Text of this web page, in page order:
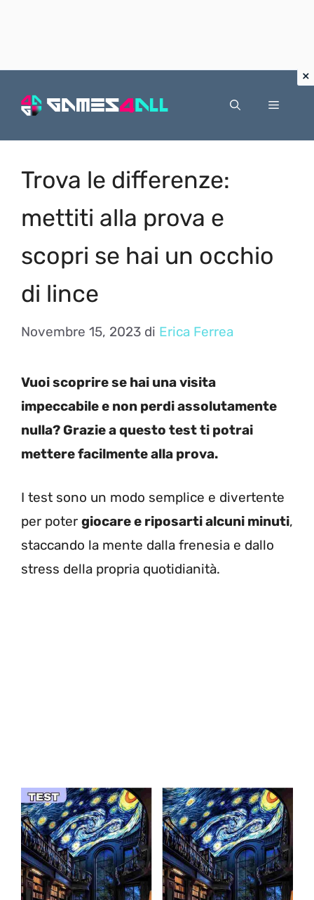
Menu
Trova le differenze:
mettiti alla prova e
scopri se hai un occhio
di lince
Novembre 15, 2023 di Erica Ferrea
Vuoi scoprire se hai una visita
impeccabile e non perdi assolutamente
nulla? Grazie a questo test ti potrai
mettere facilmente alla prova.
I test sono un modo semplice e divertente
per poter giocare e riposarti alcuni minuti,
staccando la mente dalla frenesia e dallo
stress della propria quotidianità.